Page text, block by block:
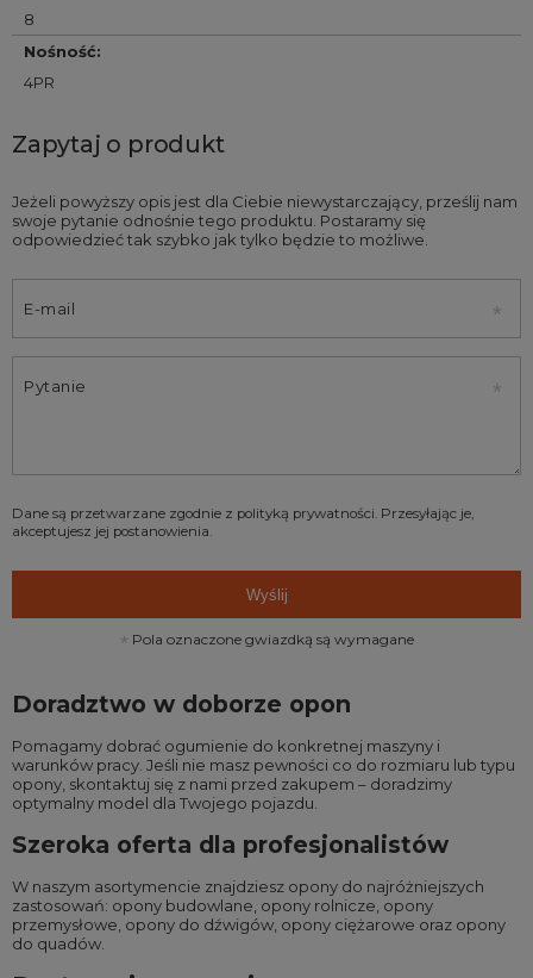
8
Nośność:
4PR
Zapytaj o produkt
Jeżeli powyższy opis jest dla Ciebie niewystarczający, prześlij nam
swoje pytanie odnośnie tego produktu. Postaramy się
odpowiedzieć tak szybko jak tylko będzie to możliwe.
E-mail
Pytanie
Dane są przetwarzane zgodnie z polityką prywatności. Przesyłając je,
akceptujesz jej postanowienia.
Wyślij
Pola oznaczone gwiazdką są wymagane
Doradztwo w doborze opon
Pomagamy dobrać ogumienie do konkretnej maszyny i
warunków pracy. Jeśli nie masz pewności co do rozmiaru lub typu
opony, skontaktuj się z nami przed zakupem – doradzimy
optymalny model dla Twojego pojazdu.
Szeroka oferta dla profesjonalistów
W naszym asortymencie znajdziesz opony do najróżniejszych
zastosowań: opony budowlane opony rolnicze opony
przemysłowe opony do dźwigów opony ciężarowe oraz opony
do quadów